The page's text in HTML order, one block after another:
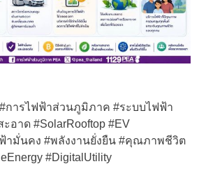
#การไฟฟ้าส่วนภูมิภาค #ระบบไฟฟ้า
อาด #SolarRooftop #EV
ฟ้ามั่นคง #พลังงานยั่งยืน #คุณภาพชีวิต
#DigitalUtility